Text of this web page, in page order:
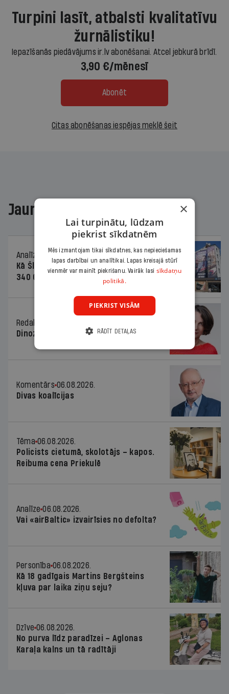
Turpini lasīt, atbalsti kvalitatīvu
žurnālistiku!
Iepazīšanās piedāvājums ir.lv abonēšanai. Atcel jebkurā brīdī.
3,90 €/mēnesī
Abonēt
Citas abonēšanas iespējas meklē šeit
Jaunākajā žurnālā
Analīze
06.08.2026.
Kā Šlesera partija palika nesodīta par
340 000 vērtu reklāmas kampaņu
Redaktores sleja
Dinozaura triks
Komentārs 06.08.2026.
Divas koalīcijas
Tēma 06.08.2026.
Policists cietumā, skolotājs – kapos.
Reibuma cena Priekulē
Analīze 06.08.2026.
Vai «airBaltic» izvairīsies no defolta?
Personība 06.08.2026.
Kā 18 gadīgais Martins Bergšteins
kļuva par laika ziņu seju?
Dzīve 06.08.2026.
No purva līdz paradīzei – Aglonas
Karaļa kalns un tā radītāji
×
Lai turpinātu, lūdzam
piekrist sīkdatnēm
Mēs izmantojam tikai sīkdatnes, kas nepieciešamas
lapas darbībai un analītikai. Lapas kreisajā stūrī
vienmēr var mainīt piekrišanu. Vairāk lasi sīkdatņu
politikā.
PIEKRIST VISĀM
RĀDĪT DETAĻAS